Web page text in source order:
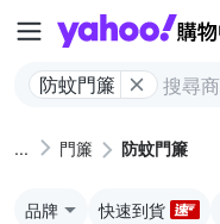
防蚊門簾
門簾 防蚊門簾
品牌 快速到貨